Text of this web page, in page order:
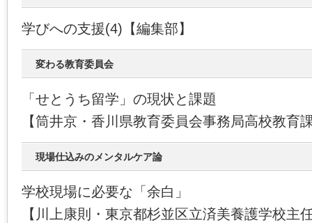
学びへの支援(4)【編集部】
変わる教育委員会
「せとうち留学」の現状と課題
【筒井京・香川県教育委員会事務局高校教育
現場仕込みのメンタルケア論
学校現場に必要な「余白」
【川上康則・東京都杉並区立済美養護学校主